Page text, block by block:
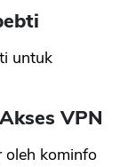
untuk
VPN
oleh kominfo